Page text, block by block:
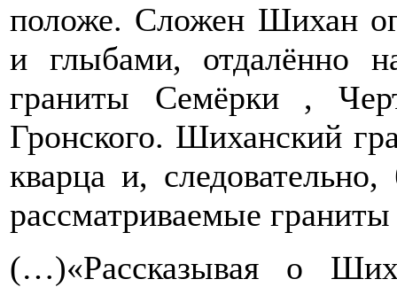
положе. Сложен Шихан
и глыбами, отдалённо
граниты Семёрки ,
Гронского. Шиханский
кварца и,
рассматриваемые
(…)«Рассказывая о